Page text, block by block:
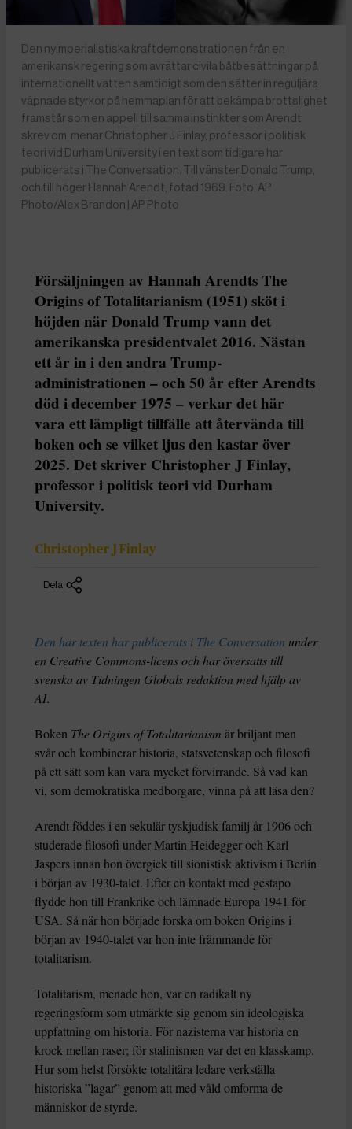
Den nyimperialistiska kraftdemonstrationen från en
amerikansk regering som avrättar civila båtbesättningar på
internationellt vatten samtidigt som den sätter in reguljära
väpnade styrkor på hemmaplan för att bekämpa brottslighet
framstår som en appell till samma instinkter som Arendt
skrev om, menar Christopher J Finlay, professor i politisk
teori vid Durham University i en text som tidigare har
publicerats i The Conversation. Till vänster Donald Trump,
och till höger Hannah Arendt, fotad 1969. Foto: AP
Photo/Alex Brandon | AP Photo
Försäljningen av Hannah Arendts The
Origins of Totalitarianism (1951) sköt i
höjden när Donald Trump vann det
amerikanska presidentvalet 2016. Nästan
ett år in i den andra Trump-
administrationen – och 50 år efter Arendts
död i december 1975 – verkar det här
vara ett lämpligt tillfälle att återvända till
boken och se vilket ljus den kastar över
2025. Det skriver Christopher J Finlay,
professor i politisk teori vid Durham
University.
Christopher J Finlay
Dela
Den här texten har publicerats i The Conversation under
en Creative Commons-licens och har översatts till
svenska av Tidningen Globals redaktion med hjälp av
AI.
Boken The Origins of Totalitarianism är briljant men
svår och kombinerar historia, statsvetenskap och filosofi
på ett sätt som kan vara mycket förvirrande. Så vad kan
vi, som demokratiska medborgare, vinna på att läsa den?
Arendt föddes i en sekulär tyskjudisk familj år 1906 och
studerade filosofi under Martin Heidegger och Karl
Jaspers innan hon övergick till sionistisk aktivism i Berlin
i början av 1930-talet. Efter en kontakt med gestapo
flydde hon till Frankrike och lämnade Europa 1941 för
USA. Så när hon började forska om boken Origins i
början av 1940-talet var hon inte främmande för
totalitarism.
Totalitarism, menade hon, var en radikalt ny
regeringsform som utmärkte sig genom sin ideologiska
uppfattning om historia. För nazisterna var historia en
krock mellan raser; för stalinismen var det en klasskamp.
Hur som helst försökte totalitära ledare verkställa
historiska ”lagar” genom att med våld omforma de
människor de styrde.